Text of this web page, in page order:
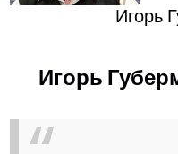
Игорь
Игорь